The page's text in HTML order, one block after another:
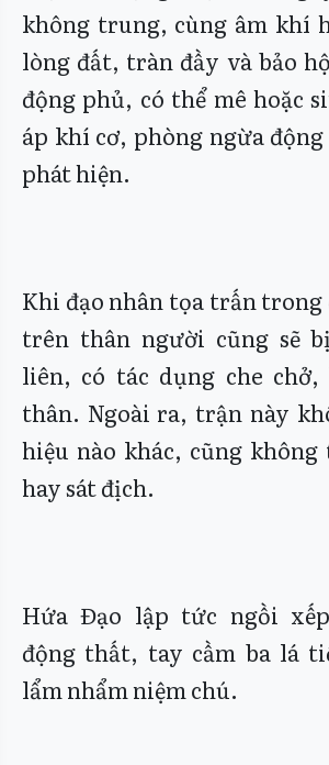
không trung, cùng âm khí
lòng đất, tràn đầy và bảo
động phủ, có thể mê hoặc
áp khí cơ, phòng ngừa
phát hiện.
Khi đạo nhân tọa trấn
trên thân người cũng sẽ
liên, có tác dụng che chở,
thân. Ngoài ra, trận này
hiệu nào khác, cũng
hay sát địch.
Hứa Đạo lập tức ngồi
động thất, tay cầm ba lá
lẩm nhẩm niệm chú.